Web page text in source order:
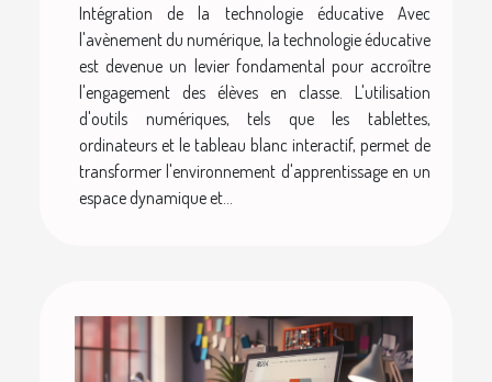
Intégration de la technologie éducative Avec
l'avènement du numérique, la technologie éducative
est devenue un levier fondamental pour accroître
l'engagement des élèves en classe. L'utilisation
d'outils numériques, tels que les tablettes,
ordinateurs et le tableau blanc interactif, permet de
transformer l'environnement d'apprentissage en un
espace dynamique et...